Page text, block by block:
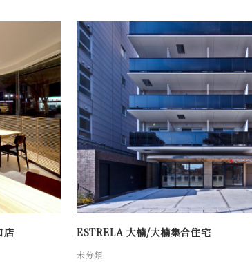
店 ESTRELA 大楠/大楠集合住宅
未分類